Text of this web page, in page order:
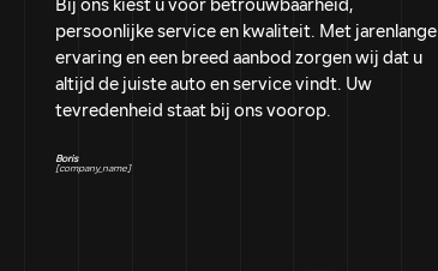
Bij ons kiest u voor betrouwbaarheid,
persoonlijke service en kwaliteit. Met jarenlange
ervaring en een breed aanbod zorgen wij dat u
altijd de juiste auto en service vindt. Uw
tevredenheid staat bij ons voorop.
Boris
[company_name]